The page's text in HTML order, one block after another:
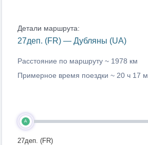
Детали маршрута:
27деп. (FR) — Дубляны (UA)
Расстояние по маршруту ~ 1978 км
Примерное время поездки ~ 20 ч 17 м
A
27деп. (FR)